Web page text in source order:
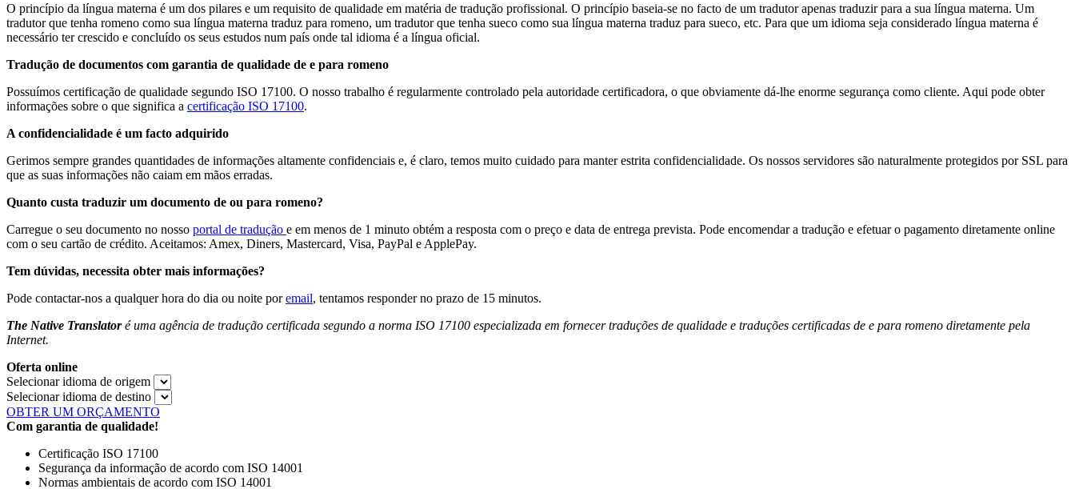
O princípio da língua materna é um dos pilares e um requisito de qualidade em matéria de tradução profissional. O princípio baseia-se no facto de um tradutor apenas traduzir para a sua língua materna. Um
tradutor que tenha romeno como sua língua materna traduz para romeno, um tradutor que tenha sueco como sua língua materna traduz para sueco, etc. Para que um idioma seja considerado língua materna é
necessário ter crescido e concluído os seus estudos num país onde tal idioma é a língua oficial.
Tradução de documentos com garantia de qualidade de e para romeno
Possuímos certificação de qualidade segundo ISO 17100. O nosso trabalho é regularmente controlado pela autoridade certificadora, o que obviamente dá-lhe enorme segurança como cliente. Aqui pode obter
informações sobre o que significa a certificação ISO 17100.
A confidencialidade é um facto adquirido
Gerimos sempre grandes quantidades de informações altamente confidenciais e, é claro, temos muito cuidado para manter estrita confidencialidade. Os nossos servidores são naturalmente protegidos por SSL para
que as suas informações não caiam em mãos erradas.
Quanto custa traduzir um documento de ou para romeno?
Carregue o seu documento no nosso portal de tradução e em menos de 1 minuto obtém a resposta com o preço e data de entrega prevista. Pode encomendar a tradução e efetuar o pagamento diretamente online
com o seu cartão de crédito. Aceitamos: Amex, Diners, Mastercard, Visa, PayPal e ApplePay.
Tem dúvidas, necessita obter mais informações?
Pode contactar-nos a qualquer hora do dia ou noite poremail, tentamos responder no prazo de 15 minutos.
The Native Translatoré uma agência de tradução certificada segundo a norma ISO 17100 especializada em fornecer traduções de qualidade e traduções certificadas de e para romeno diretamente pela
Internet.
Oferta online
Selecionar idioma de origem
Selecionar idioma de destino
OBTER UM ORÇAMENTO
Com garantia de qualidade!
Certificação ISO 17100
Segurança da informação de acordo com ISO 14001
Normas ambientais de acordo com ISO 14001